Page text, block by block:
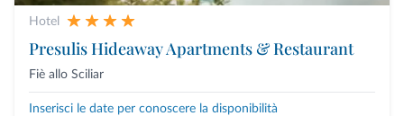
Hotel
Presulis Hideaway Apartments & Restaurant
Fiè allo Sciliar
Inserisci le date per conoscere la disponibilità